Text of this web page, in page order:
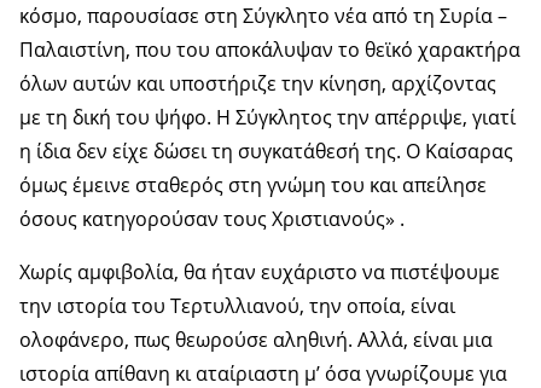
κόσμο, παρουσίασε στη Σύγκλητο νέα από τη Συρία –
Παλαιστίνη, που του αποκάλυψαν το θεϊκό χαρακτήρα
όλων αυτών και υποστήριζε την κίνηση, αρχίζοντας
με τη δική του ψήφο. Η Σύγκλητος την απέρριψε, γιατί
η ίδια δεν είχε δώσει τη συγκατάθεσή της. Ο Καίσαρας
όμως έμεινε σταθερός στη γνώμη του και απείλησε
όσους κατηγορούσαν τους Χριστιανούς» .
Χωρίς αμφιβολία, θα ήταν ευχάριστο να πιστέψουμε
την ιστορία του Τερτυλλιανού, την οποία, είναι
ολοφάνερο, πως θεωρούσε αληθινή. Αλλά, είναι μια
ιστορία απίθανη κι αταίριαστη μ’ όσα γνωρίζουμε για